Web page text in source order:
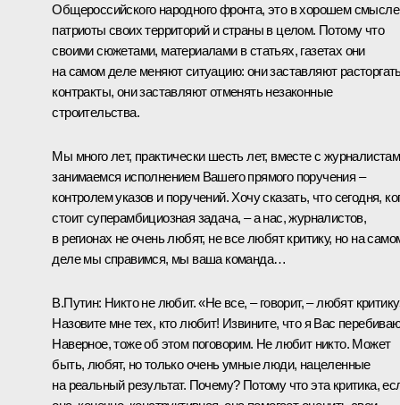
Общероссийского народного фронта, это в хорошем смысле
патриоты своих территорий и страны в целом. Потому что
своими сюжетами, материалами в статьях, газетах они
на самом деле меняют ситуацию: они заставляют
контракты, они заставляют отменять незаконные
строительства.
Мы много лет, практически шесть лет, вместе с
занимаемся исполнением Вашего прямого поручения –
контролем указов и поручений. Хочу сказать, что сегодня,
стоит суперамбициозная задача, – а нас, журналистов,
в регионах не очень любят, не все любят критику, но на
деле мы справимся, мы ваша команда…
В.Путин: Никто не любит. «Не все, – говорит, – любят
Назовите мне тех, кто любит! Извините, что я Вас
Наверное, тоже об этом поговорим. Не любит никто. Может
быть, любят, но только очень умные люди, нацеленные
на реальный результат. Почему? Потому что эта критика,